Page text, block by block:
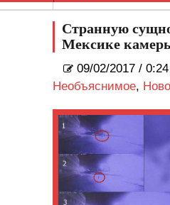
Странную
Мексике
09/02/2017 /
Необъяснимое,